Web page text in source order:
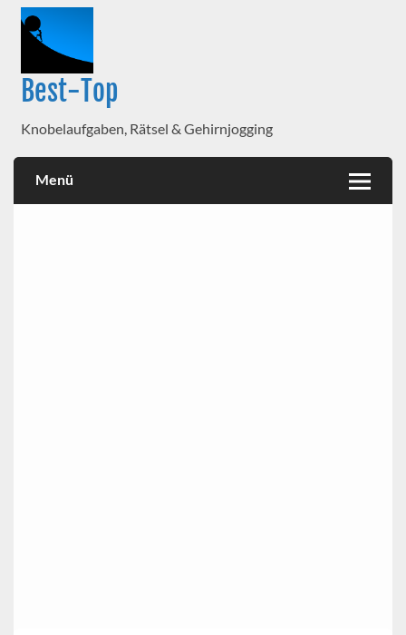
Best-Top
Knobelaufgaben, Rätsel & Gehirnjogging
Menü